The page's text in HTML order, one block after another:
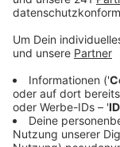
Angaben des
Freitagmittag
Der Parkplatz
weitergeleitet.
Kronenburger
nicht